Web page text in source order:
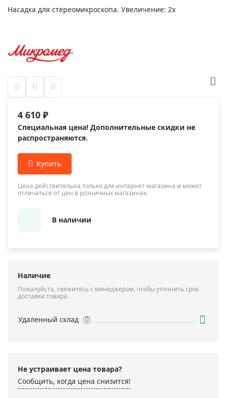
Насадка для стереомикроскопа. Увеличение: 2x
4 610 ₽
Специальная цена! Дополнительные скидки не
распространяются.
Цена действительна только для интернет-магазина и может
отличаться от цен в розничных магазинах.
В наличии
Наличие
Пожалуйста, свяжитесь с менеджером, чтобы уточнить срок
доставки товара.
Удаленный склад
Не устраивает цена товара?
Сообщить, когда цена снизится!